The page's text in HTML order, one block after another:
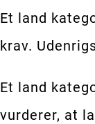
Et land
krav.
Et land
vurderer, at